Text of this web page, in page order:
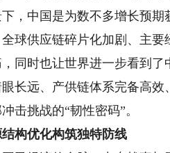
，中国是为数不多增长预期
供应链碎片化加剧、主
同时也让世界进一步看到了
长远、产供链体系完备高
击挑战的“韧性密码”。
构优化构筑独特防线